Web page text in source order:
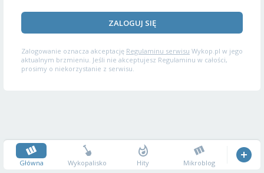
ZALOGUJ SIĘ
Zalogowanie oznacza akceptację Regulaminu serwisu Wykop.pl w jego
aktualnym brzmieniu. Jeśli nie akceptujesz Regulaminu w całości,
prosimy o niekorzystanie z serwisu.
Główna Wykopalisko Hity Mikroblog